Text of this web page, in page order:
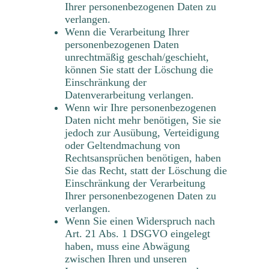
Ihrer personenbezogenen Daten zu
verlangen.
Wenn die Verarbeitung Ihrer
personenbezogenen Daten
unrechtmäßig geschah/geschieht,
können Sie statt der Löschung die
Einschränkung der
Datenverarbeitung verlangen.
Wenn wir Ihre personenbezogenen
Daten nicht mehr benötigen, Sie sie
jedoch zur Ausübung, Verteidigung
oder Geltendmachung von
Rechtsansprüchen benötigen, haben
Sie das Recht, statt der Löschung die
Einschränkung der Verarbeitung
Ihrer personenbezogenen Daten zu
verlangen.
Wenn Sie einen Widerspruch nach
Art. 21 Abs. 1 DSGVO eingelegt
haben, muss eine Abwägung
zwischen Ihren und unseren